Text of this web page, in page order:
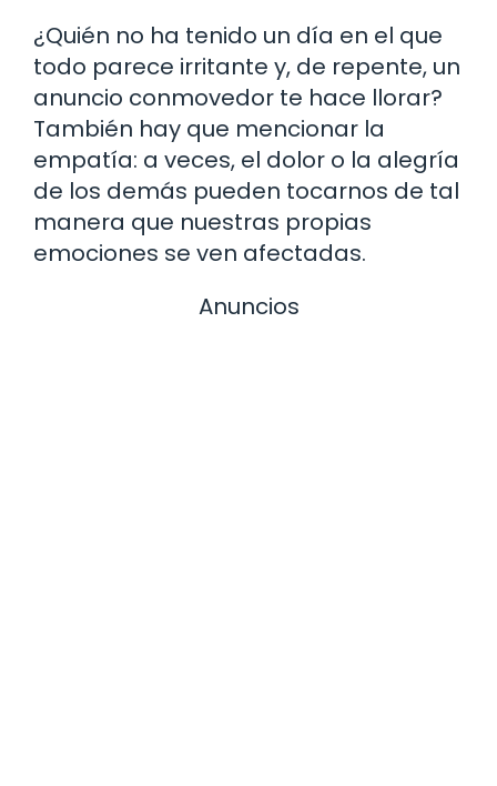
¿Quién no ha tenido un día en el que
todo parece irritante y, de repente, un
anuncio conmovedor te hace llorar?
También hay que mencionar la
empatía: a veces, el dolor o la alegría
de los demás pueden tocarnos de tal
manera que nuestras propias
emociones se ven afectadas.
Anuncios